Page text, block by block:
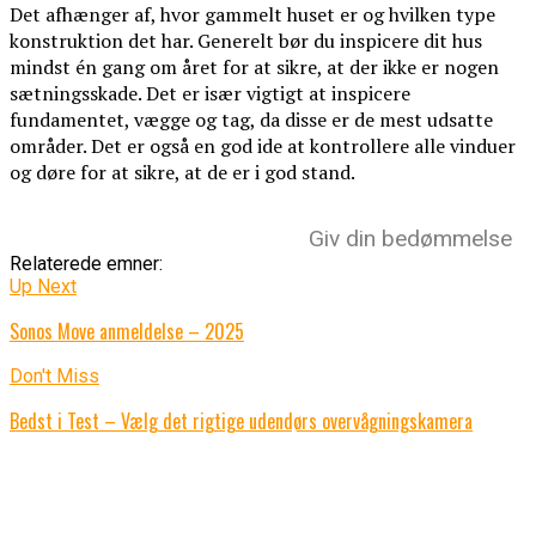
Det afhænger af, hvor gammelt huset er og hvilken type
konstruktion det har. Generelt bør du inspicere dit hus
mindst én gang om året for at sikre, at der ikke er nogen
sætningsskade. Det er især vigtigt at inspicere
fundamentet, vægge og tag, da disse er de mest udsatte
områder. Det er også en god ide at kontrollere alle vinduer
og døre for at sikre, at de er i god stand.
Giv din bedømmelse
Relaterede emner:
Up Next
Sonos Move anmeldelse – 2025
Don't Miss
Bedst i Test – Vælg det rigtige udendørs overvågningskamera